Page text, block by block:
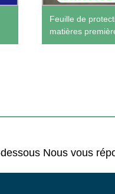
Feuille de
matières
Nous vous